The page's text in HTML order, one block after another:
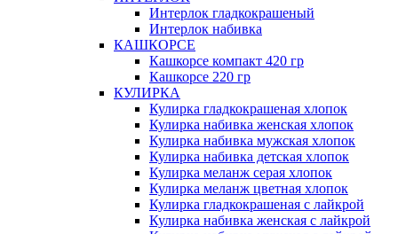
Интерлок гладкокрашеный
Интерлок набивка
КАШКОРСЕ
Кашкорсе компакт 420 гр
Кашкорсе 220 гр
КУЛИРКА
Кулирка гладкокрашеная хлопок
Кулирка набивка женская хлопок
Кулирка набивка мужская хлопок
Кулирка набивка детская хлопок
Кулирка меланж серая хлопок
Кулирка меланж цветная хлопок
Кулирка гладкокрашеная с лайкрой
Кулирка набивка женская с лайкрой